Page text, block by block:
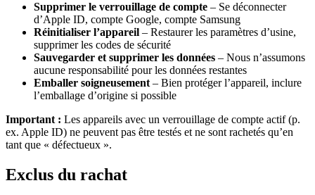
Supprimer le verrouillage de compte – Se déconnecter
d’Apple ID, compte Google, compte Samsung
Réinitialiser l’appareil – Restaurer les paramètres d’usine,
supprimer les codes de sécurité
Sauvegarder et supprimer les données – Nous n’assumons
aucune responsabilité pour les données restantes
Emballer soigneusement – Bien protéger l’appareil, inclure
l’emballage d’origine si possible
Important : Les appareils avec un verrouillage de compte actif (p.
ex. Apple ID) ne peuvent pas être testés et ne sont rachetés qu’en
tant que « défectueux ».
Exclus du rachat